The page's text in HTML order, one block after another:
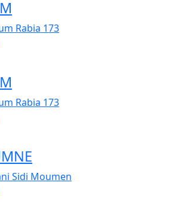
Rabia 173
Rabia 173
Sidi Moumen